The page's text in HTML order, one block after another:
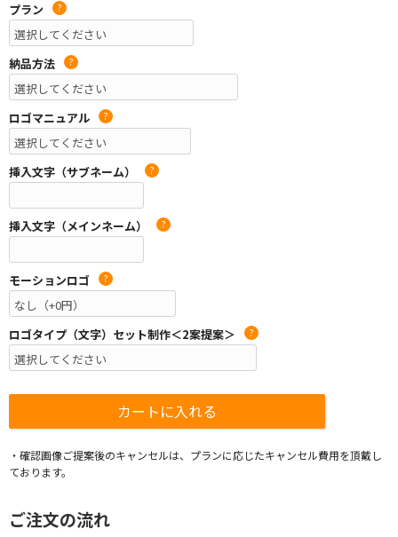
プラン
?
納品方法 ?
ロゴマニュアル ?
挿入文字（サブネーム） ?
挿入文字（メインネーム） ?
モーションロゴ ?
ロゴタイプ（文字）セット制作＜2案提案＞ ?
・確認画像ご提案後のキャンセルは、プランに応じたキャンセル費用を頂戴し
ております。
ご注文の流れ